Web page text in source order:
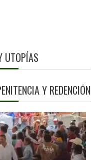
UTOPÍAS
Y REDENCIÓN